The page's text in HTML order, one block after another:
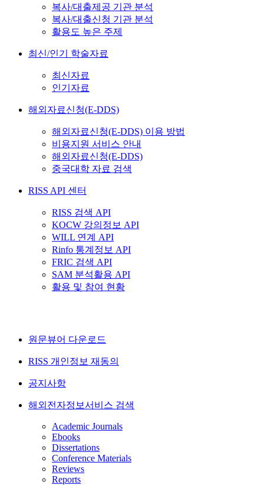
복사/대출제공 기관 분석
복사/대출신청 기관 분석
활용도 높은 주제
최신/인기 학술자료
최신자료
인기자료
해외자료신청(E-DDS)
해외자료신청(E-DDS) 이용 방법
비용지원 서비스 안내
해외자료신청(E-DDS)
중국대학 자료 검색
RISS API 센터
RISS 검색 API
KOCW 강의정보 API
WILL 연계 API
Rinfo 통계정보 API
FRIC 검색 API
SAM 분석활용 API
활용 및 참여 현황
원문뷰어 다운로드
RISS 개인정보 재동의
공지사항
해외전자정보서비스 검색
Academic Journals
Ebooks
Dissertations
Conference Materials
Reviews
Reports